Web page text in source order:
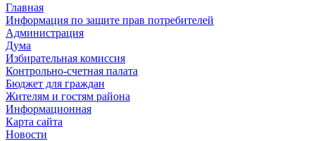
Главная
Информация по защите прав потребителей
Администрация
Дума
Избирательная комиссия
Контрольно-счетная палата
Бюджет для граждан
Жителям и гостям района
Информационная
Карта сайта
Новости